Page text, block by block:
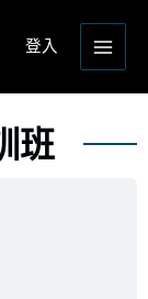
登入
Main
班